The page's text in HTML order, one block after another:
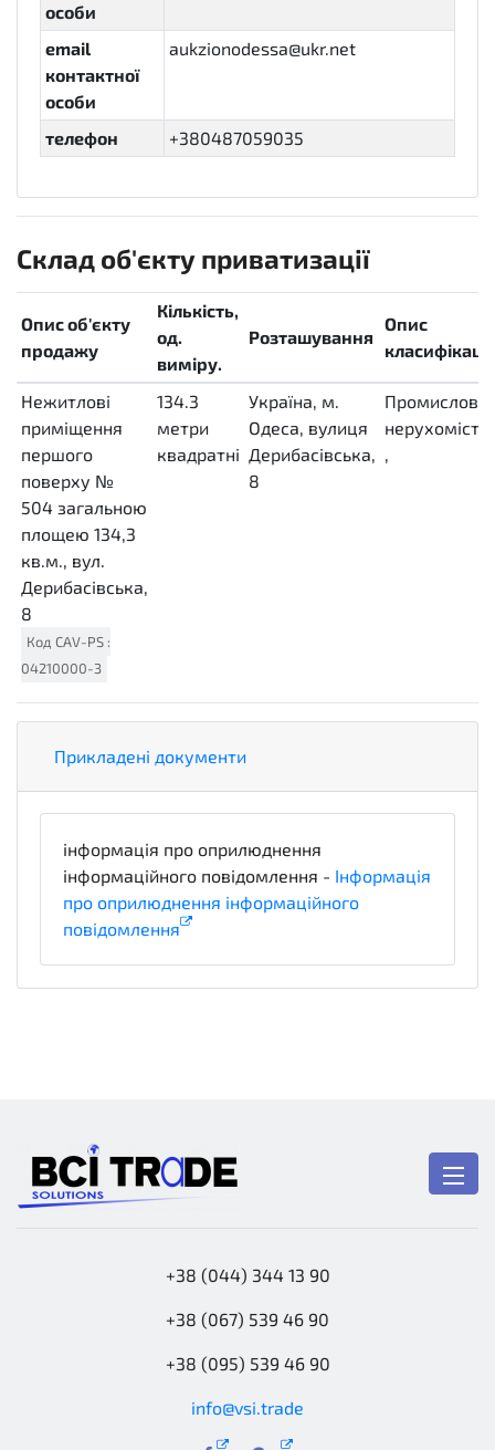
особи
email
контактної
особи
aukzionodessa@ukr.net
телефон +380487059035
Склад об'єкту приватизації
Опис об'єкту
продажу
Кількість,
од.
виміру.
Розташування
Опис
класифікації
Нежитлові
приміщення
першого
поверху №
504 загальною
площею 134,3
кв.м., вул.
Дерибасівська,
8
Код CAV-PS :
04210000-3
134.3
метри
квадратні
Україна, м.
Одеса, вулиця
Дерибасівська,
8
Промислова
нерухомість
,
Прикладені документи
інформація про оприлюднення
інформаційного повідомлення - Інформація
про оприлюднення інформаційного
повідомлення
+38 (044) 344 13 90
+38 (067) 539 46 90
+38 (095) 539 46 90
info@vsi.trade